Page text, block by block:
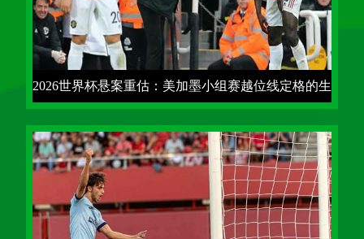
2026世界杯悬案重估：美加墨小组赛越位线定格的生